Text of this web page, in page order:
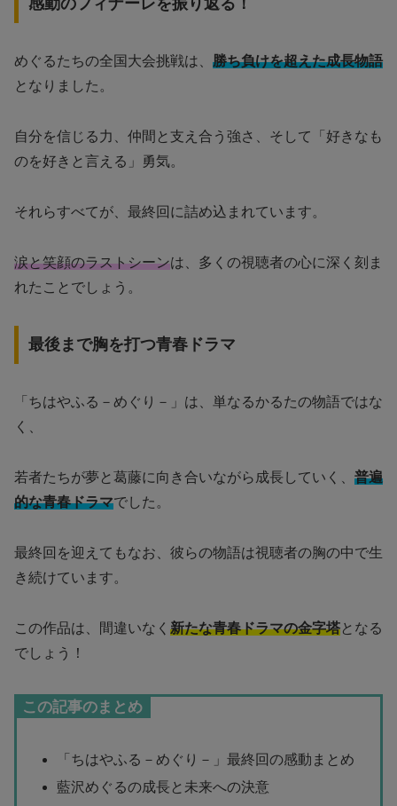
感動のフィナーレを振り返る！
めぐるたちの全国大会挑戦は、 勝ち負けを超えた成長物語
となりました。
自分を信じる力、仲間と支え合う強さ、そして「好きなも
のを好きと言える」勇気。
それらすべてが、最終回に詰め込まれています。
涙と笑顔のラストシーンは、多くの視聴者の心に深く刻ま
れたことでしょう。
最後まで胸を打つ青春ドラマ
「ちはやふる－めぐり－」は、単なるかるたの物語ではな
く、
若者たちが夢と葛藤に向き合いながら成長していく、 普遍
的な青春ドラマでした。
最終回を迎えてもなお、彼らの物語は視聴者の胸の中で生
き続けています。
この作品は、間違いなく 新たな青春ドラマの金字塔となる
でしょう！
この記事のまとめ
「ちはやふる－めぐり－」最終回の感動まとめ
藍沢めぐるの成長と未来への決意